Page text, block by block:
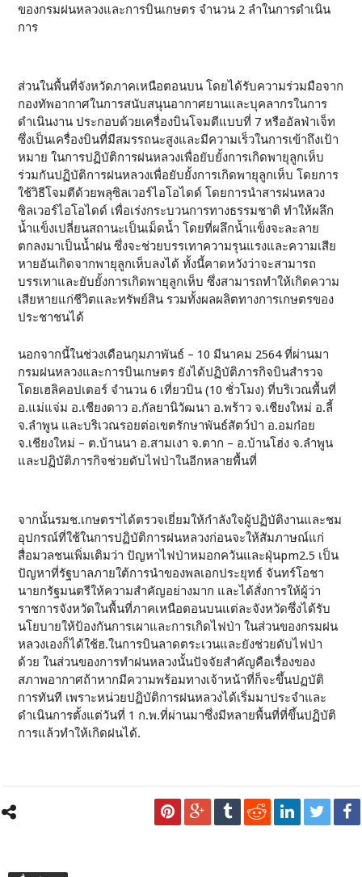
ของกรมฝนหลวงและการบินเกษตร จำนวน 2 ลำในการดำเนิน
การ
ส่วนในพื้นที่จังหวัดภาคเหนือตอนบน โดยได้รับความร่วมมือจาก
กองทัพอากาศในการสนับสนุนอากาศยานและบุคลากรในการ
ดำเนินงาน ประกอบด้วยเครื่องบินโจมตีแบบที่ 7 หรืออัลฟ่าเจ็ท
ซึ่งเป็นเครื่องบินที่มีสมรรถนะสูงและมีความเร็วในการเข้าถึงเป้า
หมาย ในการปฏิบัติการฝนหลวงเพื่อยับยั้งการเกิดพายุลูกเห็บ
ร่วมกันปฏิบัติการฝนหลวงเพื่อยับยั้งการเกิดพายุลูกเห็บ โดยการ
ใช้วิธีโจมตีด้วยพลุซิลเวอร์ไอโอไดด์ โดยการนำสารฝนหลวง
ซิลเวอร์ไอโอไดด์ เพื่อเร่งกระบวนการทางธรรมชาติ ทำให้ผลึก
น้ำแข็งเปลี่ยนสถานะเป็นเม็ดน้ำ โดยที่ผลึกน้ำแข็งจะละลาย
ตกลงมาเป็นน้ำฝน ซึ่งจะช่วยบรรเทาความรุนแรงและความเสีย
หายอันเกิดจากพายุลูกเห็บลงได้ ทั้งนี้คาดหวังว่าจะสามารถ
บรรเทาและยับยั้งการเกิดพายุลูกเห็บ ซึ่งสามารถทำให้เกิดความ
เสียหายแก่ชีวิตและทรัพย์สิน รวมทั้งผลผลิตทางการเกษตรของ
ประชาชนได้
นอกจากนี้ในช่วงเดือนกุมภาพันธ์ – 10 มีนาคม 2564 ที่ผ่านมา
กรมฝนหลวงและการบินเกษตร ยังได้ปฏิบัติภารกิจบินสำรวจ
โดยเฮลิคอปเตอร์ จำนวน 6 เที่ยวบิน (10 ชั่วโมง) ที่บริเวณพื้นที่
อ.แม่แจ่ม อ.เชียงดาว อ.กัลยานิวัฒนา อ.พร้าว จ.เชียงใหม่ อ.ลี้
จ.ลำพูน และบริเวณรอยต่อเขตรักษาพันธ์สัตว์ป่า อ.อมก๋อย
จ.เชียงใหม่ – ต.บ้านนา อ.สามเงา จ.ตาก – อ.บ้านโฮ่ง จ.ลำพูน
และปฏิบัติภารกิจช่วยดับไฟป่าในอีกหลายพื้นที่
จากนั้นรมช.เกษตรฯได้ตรวจเยี่ยมให้กำลังใจผู้ปฏิบัติงานและชม
อุปกรณ์ที่ใช้ในการปฏิบัติการฝนหลวงก่อนจะให้สัมภาษณ์แก่
สื่อมวลชนเพิ่มเติมว่า ปัญหาไฟป่าหมอกควันและฝุ่นpm2.5 เป็น
ปัญหาที่รัฐบาลภายใต้การนำของพลเอกประยุทธ์ จันทร์โอชา
นายกรัฐมนตรีให้ความสำคัญอย่างมาก และได้สั่งการให้ผู้ว่า
ราชการจังหวัดในพื้นที่ภาคเหนือตอนบนแต่ละจังหวัดซึ่งได้รับ
นโยบายให้ป้องกันการเผาและการเกิดไฟป่า ในส่วนของกรมฝน
หลวงเองก็ได้ใช้ฮ.ในการบินลาดตระเวนและยังช่วยดับไฟป่า
ด้วย ในส่วนของการทำฝนหลวงนั้นปัจจัยสำคัญคือเรื่องของ
สภาพอากาศถ้าหากมีความพร้อมทางเจ้าหน้าที่ก็จะขึ้นปฏบัติ
การทันที เพราะหน่วยปฏิบัติการฝนหลวงได้เริ่มมาประจำและ
ดำเนินการตั้งแต่วันที่ 1 ก.พ.ที่ผ่านมาซึ่งมีหลายพื้นที่ที่ขึ้นปฏิบัติ
การแล้วทำให้เกิดฝนได้.